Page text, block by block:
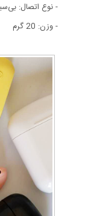
- نوع اتصال:
- وزن: 20 گرم